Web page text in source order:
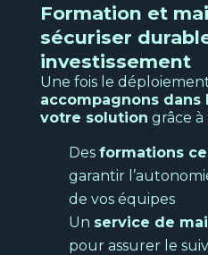
Formation et
sécuriser
investissement
Une fois le
accompagnons dans
votre solution grâce à :
Des formations
garantir
de vos équipes
Un service de
pour assurer le